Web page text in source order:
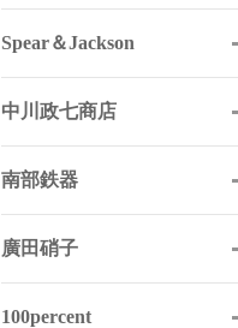
Spear＆Jackson
中川政七商店
南部鉄器
廣田硝子
100percent